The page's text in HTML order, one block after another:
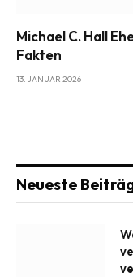
Michael C. Hall
Fakten
13. JANUAR 2026
Neueste